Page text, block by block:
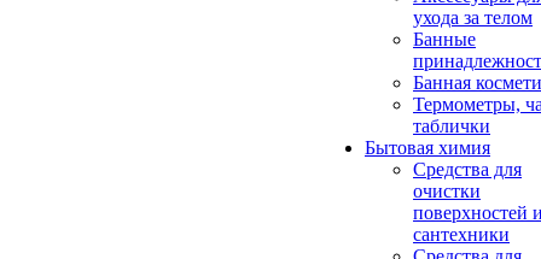
ухода за телом
Банные
Банная
Термометры,
таблички
Бытовая химия
Средства для
очистки
поверхностей
сантехники